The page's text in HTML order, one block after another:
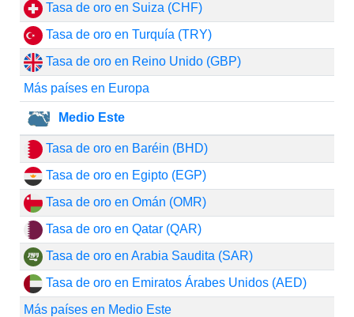
Tasa de oro en Suiza (CHF)
Tasa de oro en Turquía (TRY)
Tasa de oro en Reino Unido (GBP)
Más países en Europa
Medio Este
Tasa de oro en Baréin (BHD)
Tasa de oro en Egipto (EGP)
Tasa de oro en Omán (OMR)
Tasa de oro en Qatar (QAR)
Tasa de oro en Arabia Saudita (SAR)
Tasa de oro en Emiratos Árabes Unidos (AED)
Más países en Medio Este